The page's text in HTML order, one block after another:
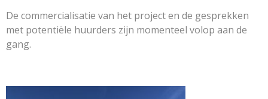
De commercialisatie van het project en de gesprekken
met potentiële huurders zijn momenteel volop aan de
gang.